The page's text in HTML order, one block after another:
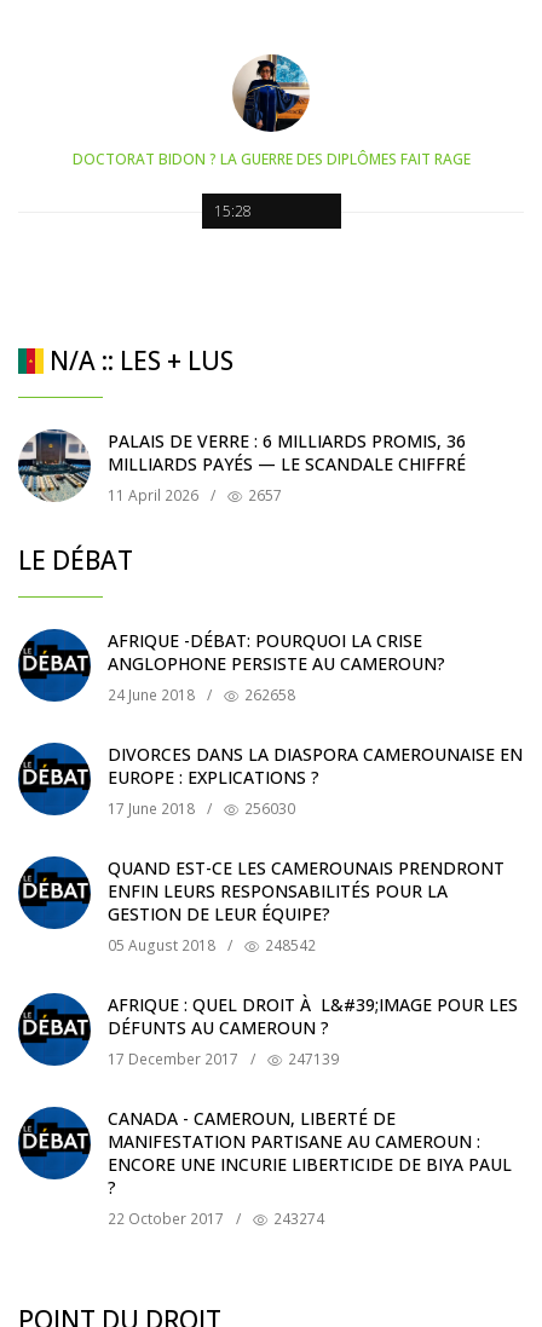
15:28
DOCTORAT BIDON ? LA GUERRE DES DIPLÔMES FAIT RAGE
N/A :: LES + LUS
PALAIS DE VERRE : 6 MILLIARDS PROMIS, 36
MILLIARDS PAYÉS — LE SCANDALE CHIFFRÉ
11 April 2026 / 2657
LE DÉBAT
AFRIQUE -DÉBAT: POURQUOI LA CRISE
ANGLOPHONE PERSISTE AU CAMEROUN?
24 June 2018 / 262658
DIVORCES DANS LA DIASPORA CAMEROUNAISE EN
EUROPE : EXPLICATIONS ?
17 June 2018 / 256030
QUAND EST-CE LES CAMEROUNAIS PRENDRONT
ENFIN LEURS RESPONSABILITÉS POUR LA
GESTION DE LEUR ÉQUIPE?
05 August 2018 / 248542
AFRIQUE : QUEL DROIT À L&#39;IMAGE POUR LES
DÉFUNTS AU CAMEROUN ?
17 December 2017 / 247139
CANADA - CAMEROUN, LIBERTÉ DE
MANIFESTATION PARTISANE AU CAMEROUN :
ENCORE UNE INCURIE LIBERTICIDE DE BIYA PAUL
?
22 October 2017 / 243274
POINT DU DROIT